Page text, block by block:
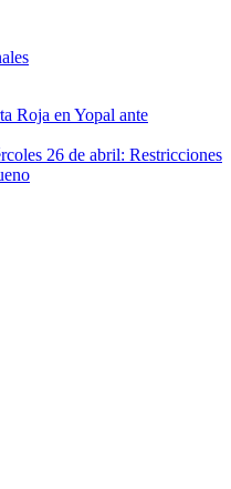
Roja en Yopal ante
26 de abril: Restricciones